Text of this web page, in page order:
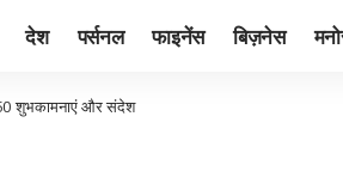
देश पर्सनल फाइनेंस बिज़नेस
शुभकामनाएं और संदेश